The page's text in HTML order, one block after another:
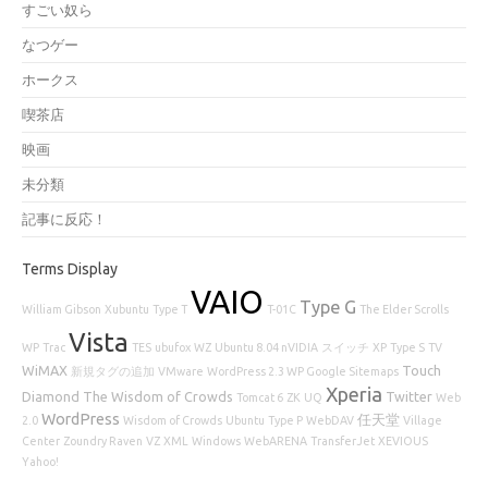
すごい奴ら
なつゲー
ホークス
喫茶店
映画
未分類
記事に反応！
Terms Display
William Gibson Xubuntu Type T VAIO T-01C Type G The Elder Scrolls
WP Trac Vista TES ubufox WZ Ubuntu 8.04 nVIDIA スイッチ XP Type S TV
WiMAX 新規タグの追加 VMware WordPress 2.3 WP Google Sitemaps Touch
Diamond The Wisdom of Crowds Tomcat 6 ZK UQ Xperia Twitter Web
2.0 WordPress Wisdom of Crowds Ubuntu Type P WebDAV 任天堂 Village
Center Zoundry Raven VZ XML Windows WebARENA TransferJet XEVIOUS
Yahoo!